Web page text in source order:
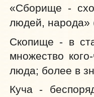
«Сборище -
людей, народа»
Скопище - в
множество
люда; более в
Куча -